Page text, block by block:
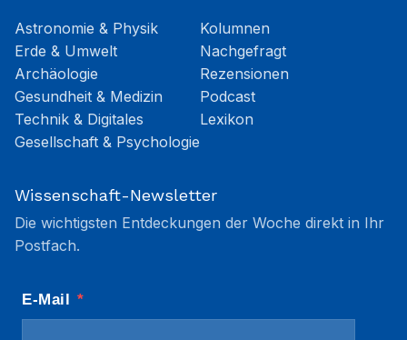
Astronomie & Physik
Erde & Umwelt
Archäologie
Gesundheit & Medizin
Technik & Digitales
Gesellschaft & Psychologie
Kolumnen
Nachgefragt
Rezensionen
Podcast
Lexikon
Wissenschaft-Newsletter
Die wichtigsten Entdeckungen der Woche direkt in Ihr
Postfach.